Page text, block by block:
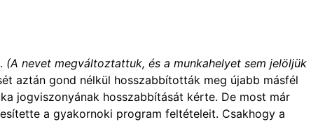
(A nevet megváltoztattuk, és a munkahelyet sem jelöljük
aztán gond nélkül hosszabbították meg újabb másfél
jogviszonyának hosszabbítását kérte. De most már
a gyakornoki program feltételeit. Csakhogy a